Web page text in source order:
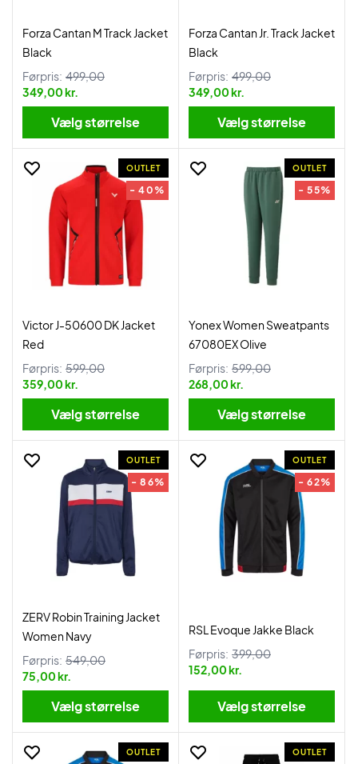
Forza Cantan M Track Jacket
Black
Førpris: 499,00
349,00 kr.
Vælg størrelse
Forza Cantan Jr. Track Jacket
Black
Førpris: 499,00
349,00 kr.
Vælg størrelse
OUTLET
- 40%
Victor J-50600 DK Jacket
Red
Førpris: 599,00
359,00 kr.
Vælg størrelse
OUTLET
- 55%
Yonex Women Sweatpants
67080EX Olive
Førpris: 599,00
268,00 kr.
Vælg størrelse
OUTLET
- 86%
ZERV Robin Training Jacket
Women Navy
Førpris: 549,00
75,00 kr.
Vælg størrelse
OUTLET
- 62%
RSL Evoque Jakke Black
Førpris: 399,00
152,00 kr.
Vælg størrelse
OUTLET OUTLET